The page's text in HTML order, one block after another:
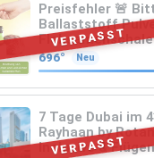
VERPASST
Preisfehler 🚨
Ballaststoff
(Präbiotika)
Apfelfaser)
696° Neu
VERPASST
7 Tage Dubai im
Rayhaan by
Inclusive &